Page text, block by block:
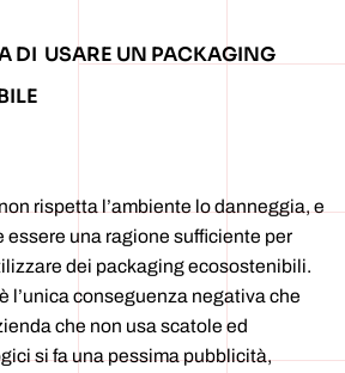
DI USARE UN PACKAGING
rispetta l’ambiente lo danneggia, e
essere una ragione sufficiente per
dei packaging ecosostenibili.
l’unica conseguenza negativa che
che non usa scatole ed
si fa una pessima pubblicità,